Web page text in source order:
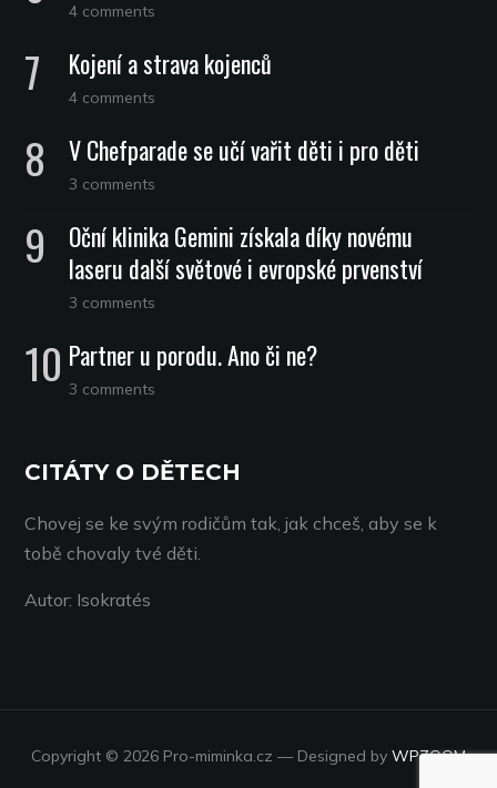
4 comments
Kojení a strava kojenců
4 comments
V Chefparade se učí vařit děti i pro děti
3 comments
Oční klinika Gemini získala díky novému
laseru další světové i evropské prvenství
3 comments
Partner u porodu. Ano či ne?
3 comments
CITÁTY O DĚTECH
Chovej se ke svým rodičům tak, jak chceš, aby se k
tobě chovaly tvé děti.
Autor: Isokratés
Copyright © 2026 Pro-miminka.cz — Designed by WPZOOM